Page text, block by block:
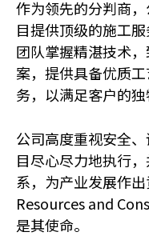
作为领先的分判商
目提供顶级的施工
团队掌握精湛技术
案，提供具备优质
务，以满足客户的独
公司高度重视安全
目尽心尽力地执行
系，为产业发展作
Resources and
是其使命。